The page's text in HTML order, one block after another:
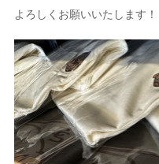
よろしくお願いいたします！